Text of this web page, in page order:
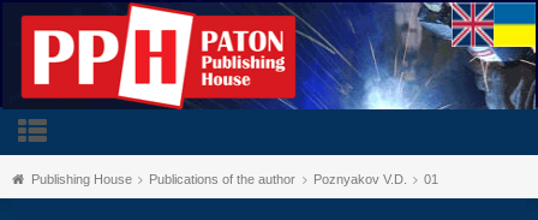
Publishing House Publications of the author Poznyakov V.D. 01